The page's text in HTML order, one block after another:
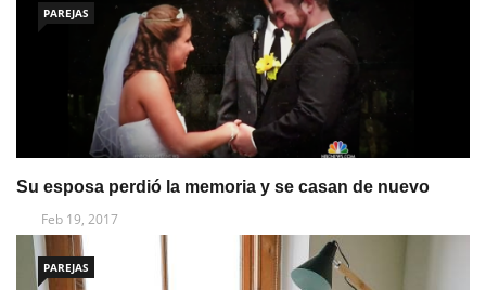
PAREJAS
Su esposa perdió la memoria y se casan de nuevo
Feb 19, 2017
PAREJAS